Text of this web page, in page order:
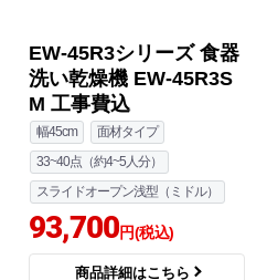
EW-45R3シリーズ 食器
洗い乾燥機 EW-45R3S
M 工事費込
幅45cm
面材タイプ
33~40点（約4~5人分）
スライドオープン浅型（ミドル）
93,700円(税込)
商品詳細はこちら